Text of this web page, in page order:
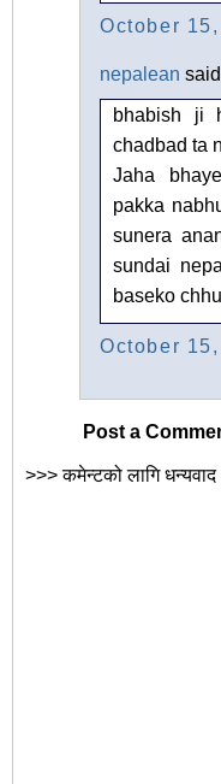
October
nepalean
bhabish ji
chadbad ta
Jaha
pakka
sunera
sundai
baseko
October
Post a
>>> कमेन्टको लागि धन्यवाद